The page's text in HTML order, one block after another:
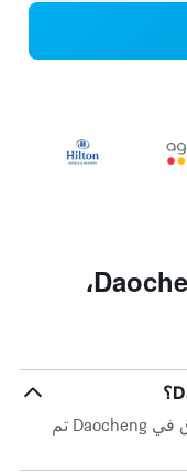
حقائق حول الإقامة في Daocheng،
160 ﷼ لليلة الواحدة هو أرخص سعر فندق في Daocheng تم